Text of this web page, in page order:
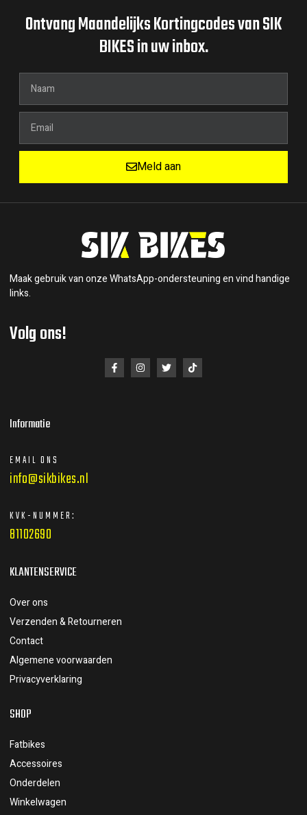
Ontvang Maandelijks Kortingcodes van SIK
BIKES in uw inbox.
Meld aan
Maak gebruik van onze WhatsApp-ondersteuning en vind handige
links.
Volg ons!
Informatie
EMAIL ONS
info@sikbikes.nl
KVK-NUMMER:
81102690
KLANTENSERVICE
Over ons
Verzenden & Retourneren
Contact
Algemene voorwaarden
Privacyverklaring
SHOP
Fatbikes
Accessoires
Onderdelen
Winkelwagen